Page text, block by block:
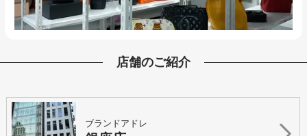
店舗のご紹介
ブランドアドレ